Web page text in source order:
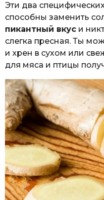
Эти два
способны заменить
пикантный вкус и
слегка пресная. Ты
и хрен в сухом или
для мяса и птицы